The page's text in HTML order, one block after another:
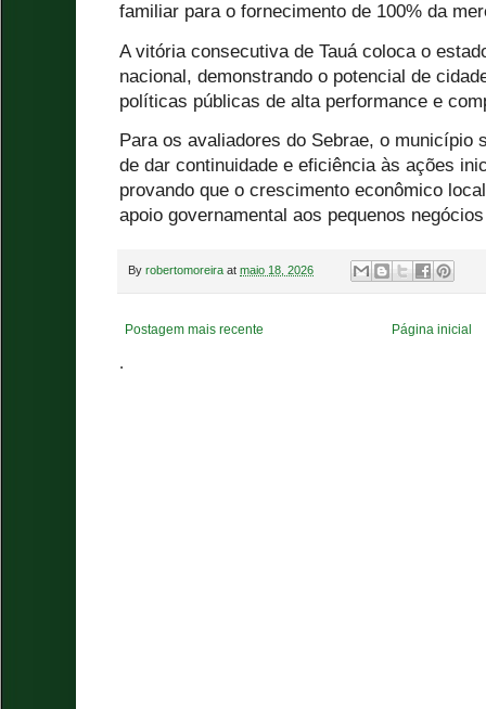
familiar para o fornecimento de 100% da
A vitória consecutiva de Tauá coloca o
nacional, demonstrando o potencial de
políticas públicas de alta performance e
Para os avaliadores do Sebrae, o município
de dar continuidade e eficiência às ações
provando que o crescimento econômico
apoio governamental aos pequenos
By robertomoreira at maio 18, 2026
Postagem mais recente Página inicial
.